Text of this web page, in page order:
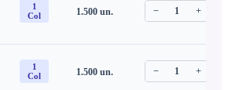
1
Col
1.500un. − 1 +
1
Col
1.500un. − 1 +